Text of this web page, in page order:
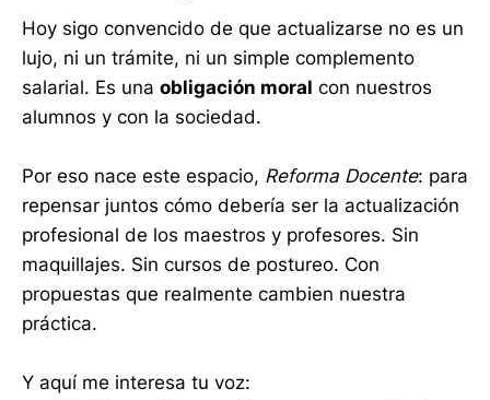
Hoy sigo convencido de que actualizarse no es un
lujo, ni un trámite, ni un simple complemento
salarial. Es una obligación moral con nuestros
alumnos y con la sociedad.
Por eso nace este espacio, Reforma Docente: para
repensar juntos cómo debería ser la actualización
profesional de los maestros y profesores. Sin
maquillajes. Sin cursos de postureo. Con
propuestas que realmente cambien nuestra
práctica.
Y aquí me interesa tu voz: